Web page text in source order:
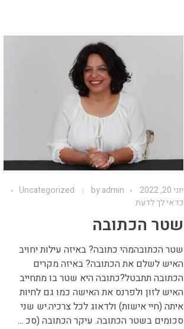
יוני 20, 2022 byadmin
Uncategorized
כדאי לך לדעת
שטר הכתובה
שטר הכתובהמהי כתובה? באיזה עילות יחויב
האיש לשלם את הכתובה? באיזה מקרים
הכתובה תתבטל?כתובה היא שטר בו מתחייב
האיש לזון ולפרנס את האישה כמו גם לחיות
איתה (חיי אישות) ולדאוג לכל צרכיה.יש שני
סכומים בשטר הכתובה. עיקר הכתובה (סכ ...